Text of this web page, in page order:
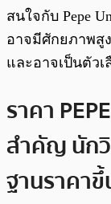
สนใจกับ Pepe
อาจมีศักยภาพสูง
และอาจเป็นตัว
ราคา
สำคัญ นักวิ
ฐานราคาขึ้